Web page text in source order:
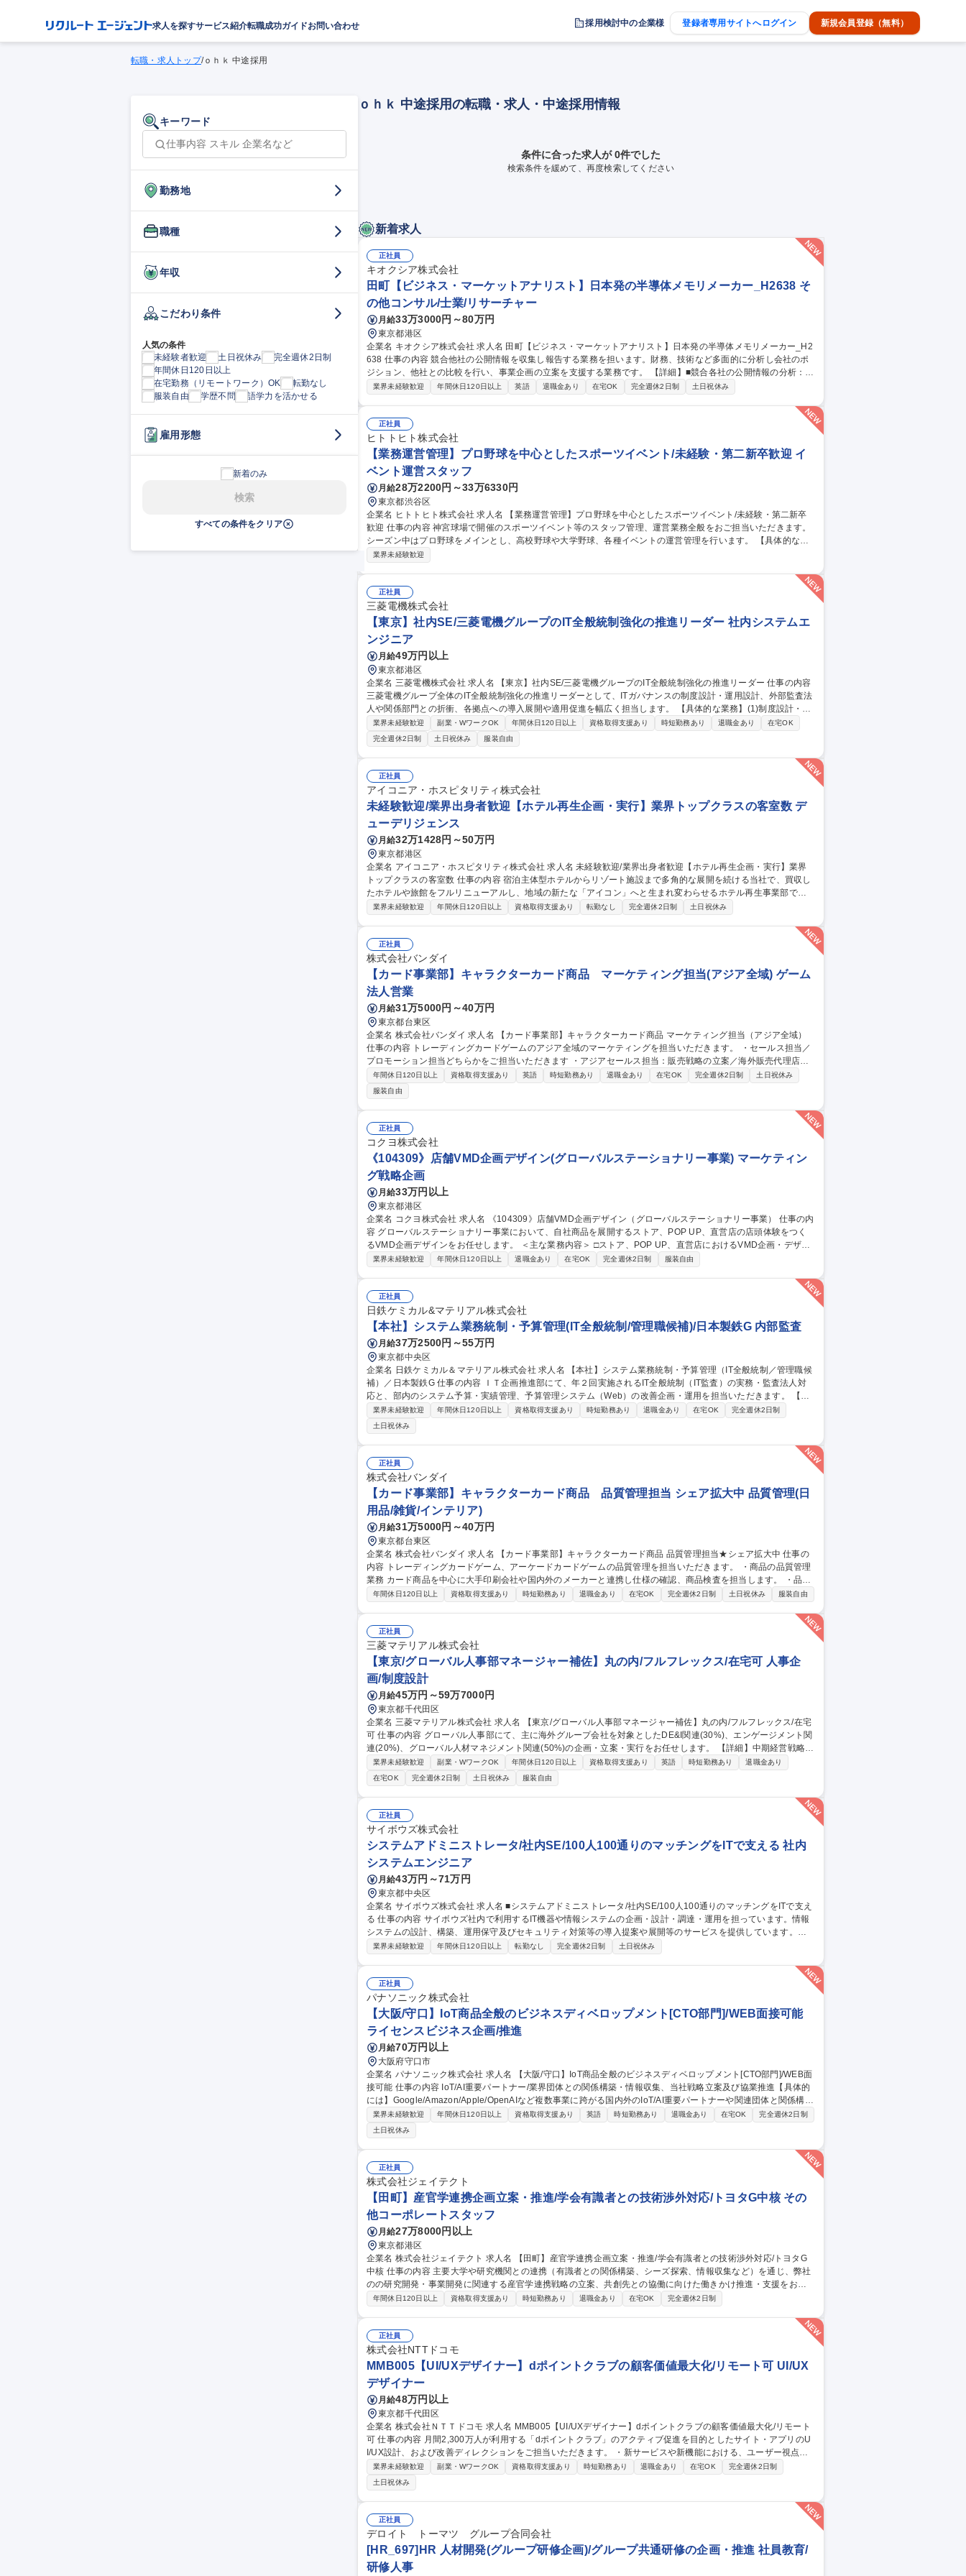
求人を探すサービス紹介転職成功ガイドお問い合わせ 採用検討中の企業様 登録者専用サイトへログイン 新規会員登録（無料）
転職・求人トップ/ｏｈｋ 中途採用
キーワード
勤務地
職種
年収
こだわり条件
人気の条件
未経験者歓迎
土日祝休み
完全週休2日制
年間休日120日以上
在宅勤務（リモートワーク）OK
転勤なし
服装自由
学歴不問 語学力を活かせる
雇用形態
新着のみ
検索
すべての条件をクリア
ｏｈｋ 中途採用の転職・求人・中途採用情報
条件に合った求人が 0件でした
検索条件を緩めて、再度検索してください
新着求人
正社員
キオクシア株式会社
田町【ビジネス・マーケットアナリスト】日本発の半導体メモリメーカー_H2638 そ
の他コンサル/士業/リサーチャー
月給33万3000円～80万円
東京都港区
企業名 キオクシア株式会社 求人名 田町【ビジネス・マーケットアナリスト】日本発の半導体メモリメーカー_H2
638 仕事の内容 競合他社の公開情報を収集し報告する業務を担います。財務、技術など多面的に分析し会社のポ
ジション、他社との比較を行い、事業企画の立案を支援する業務です。 【詳細】■競合各社の公開情報の分析：競
合各社がプレスリリースや決算発表など公表した内容について、多面的に分析し会社ポジションを把握するため
トのデータ分析：メモリ価格、技術、投資など多面的に業界データを解析することで、会社競争力を高める為の
ヒントを探す業務となります。 募集職種 田町【ビジネス・マーケットアナリスト】日本発の半導体メモリメーカ
ー_H2638
業界未経験歓迎 年間休日120日以上 英語 退職金あり 在宅OK 完全週休2日制 土日祝休み
正社員
ヒトトヒト株式会社
【業務運営管理】プロ野球を中心としたスポーツイベント/未経験・第二新卒歓迎 イ
ベント運営スタッフ
月給28万2200円～33万6330円
東京都渋谷区
企業名 ヒトトヒト株式会社 求人名 【業務運営管理】プロ野球を中心としたスポーツイベント/未経験・第二新卒
歓迎 仕事の内容 神宮球場で開催のスポーツイベント等のスタッフ管理、運営業務全般をおご担当いただきます。
シーズン中はプロ野球をメインとし、高校野球や大学野球、各種イベントの運営管理を行います。 【具体的な業
務】 ・各担当エリアのマネジメント（スタッフ・整備・物販・イベント） ・アルバイトの手配、現場での指示だ
験の方も安心です！ 募集職種 【業務運営管理】プロ野球を中心としたスポーツイベント/未経験・第二新卒歓迎
業界未経験歓迎
正社員
三菱電機株式会社
【東京】社内SE/三菱電機グループのIT全般統制強化の推進リーダー 社内システムエ
ンジニア
月給49万円以上
東京都港区
企業名 三菱電機株式会社 求人名 【東京】社内SE/三菱電機グループのIT全般統制強化の推進リーダー 仕事の内容
三菱電機グループ全体のIT全般統制強化の推進リーダーとして、ITガバナンスの制度設計・運用設計、外部監査法
人や関係部門との折衝、各拠点への導入展開や適用促進を幅広く担当します。 【具体的な業務】(1)制度設計・運
用設計・展開計画の策定：統制に必要なルールの策定、管理ツールの企画・整備・グループ展開(2)外部・内部折
衝：外部監査法人や社内関係部門（監査部・財務統括部等）との調整・折衝(3)拠点への適用促進：各拠点を巡回
し、ルールの周知や適用促進・指導を推進★グループ全体のITガバナンス刷新の中核として専門性を発揮できる環
境です。 募集職種 【東京】社内SE/三菱電機グループのIT全般統制強化の推進リーダー
業界未経験歓迎 副業・WワークOK 年間休日120日以上 資格取得支援あり 時短勤務あり 退職金あり
在宅OK
完全週休2日制
土日祝休み 服装自由
正社員
アイコニア・ホスピタリティ株式会社
未経験歓迎/業界出身者歓迎【ホテル再生企画・実行】業界トップクラスの客室数 デ
ューデリジェンス
月給32万1428円～50万円
東京都港区
企業名 アイコニア・ホスピタリティ株式会社 求人名 未経験歓迎/業界出身者歓迎【ホテル再生企画・実行】業界
トップクラスの客室数 仕事の内容 宿泊主体型ホテルからリゾート施設まで多角的な展開を続ける当社で、買収し
たホテルや旅館をフルリニューアルし、地域の新たな「アイコン」へと生まれ変わらせるホテル再生事業部での
業務をお任せします。 【詳細】■ターゲット地域のインバウンド需要の推移、地域経済の動向、競合状況のデータ
トラン）、景観、地域特有の資源を調査/「どの部分をリニューアルすれば収益性が向上するか」の仮説検証/調査
データに基づいた、独自のフルリニューアル案および黒字化シミュレーションの作成/プロジェクト推進など 募集
職種 未経験歓迎/業界出身者歓迎【ホテル再生企画・実行】業界トップクラスの客室数
業界未経験歓迎 年間休日120日以上 資格取得支援あり 転勤なし 完全週休2日制 土日祝休み
正社員
株式会社バンダイ
【カード事業部】キャラクターカード商品 マーケティング担当(アジア全域) ゲーム
法人営業
月給31万5000円～40万円
東京都台東区
企業名 株式会社バンダイ 求人名 【カード事業部】キャラクターカード商品 マーケティング担当（アジア全域）
仕事の内容 トレーディングカードゲームのアジア全域のマーケティングを担当いただきます。 ・セールス担当／
プロモーション担当どちらかをご担当いただきます ・アジアセールス担当：販売戦略の立案／海外販売代理店に
向けた営業／各種分析 ・アジアプロモーション担当：プロモーション戦略の立案／実行／分析 募集職種 【カード
事業部】キャラクターカード商品 マーケティング担当（アジア全域）
年間休日120日以上 資格取得支援あり 英語 時短勤務あり 退職金あり 在宅OK 完全週休2日制
土日祝休み
服装自由
正社員
コクヨ株式会社
《104309》店舗VMD企画デザイン(グローバルステーショナリー事業) マーケティン
グ戦略企画
月給33万円以上
東京都港区
企業名 コクヨ株式会社 求人名 《104309》店舗VMD企画デザイン（グローバルステーショナリー事業） 仕事の内
容 グローバルステーショナリー事業において、自社商品を展開するストア、POP UP、直営店の店頭体験をつく
るVMD企画デザインをお任せします。 ＜主な業務内容＞ □ストア、POP UP、直営店におけるVMD企画・デザイ
ン □ブランドの世界観を反映した空間・店頭表現の企画立案 □棚割を含む売場演出、体験設計 □什器、POPグラフ
デザイン（グローバルステーショナリー事業）
業界未経験歓迎 年間休日120日以上 退職金あり 在宅OK 完全週休2日制 服装自由
正社員
日鉄ケミカル&マテリアル株式会社
【本社】システム業務統制・予算管理(IT全般統制/管理職候補)/日本製鉄G 内部監査
月給37万2500円～55万円
東京都中央区
企業名 日鉄ケミカル＆マテリアル株式会社 求人名 【本社】システム業務統制・予算管理（IT全般統制／管理職候
補）／日本製鉄G 仕事の内容 ＩＴ企画推進部にて、年２回実施されるIT全般統制（IT監査）の実務・監査法人対
応と、部内のシステム予算・実績管理、予算管理システム（Web）の改善企画・運用を担当いただきます。 【詳
細】 (1)ＩＴ全般統制対応：作成済みＲＣＭに対する証跡集め、内部監査・監査法人による監査や質問への対応
(2)システム予算・実績管理：年度予算の策定、実行状況の管理、予算管理システムの改善企画・運用 ★実際のシ
ステム開発・保守はベンダーへ外部委託しているため、ガバナンスとコスト管理の上流業務に専念できます。
【募集背景】IT監査及びシステム予算管理の担当者が2026年度内に定年退職する予定の為 募集職種 【本社】シス
テム業務統制・予算管理（IT全般統制／管理職候補）／日本製鉄G
業界未経験歓迎 年間休日120日以上 資格取得支援あり 時短勤務あり 退職金あり 在宅OK
完全週休2日制
土日祝休み
正社員
株式会社バンダイ
【カード事業部】キャラクターカード商品 品質管理担当 シェア拡大中 品質管理(日
用品/雑貨/インテリア)
月給31万5000円～40万円
東京都台東区
企業名 株式会社バンダイ 求人名 【カード事業部】キャラクターカード商品 品質管理担当★シェア拡大中 仕事の
内容 トレーディングカードゲーム、アーケードカードゲームの品質管理を担当いただきます。 ・商品の品質管理
業務 カード商品を中心に大手印刷会社や国内外のメーカーと連携し仕様の確認、商品検査を担当します。 ・品質
向上、持続性向上に向けた各種取組み 募集職種 【カード事業部】キャラクターカード商品 品質管理担当★シェア
年間休日120日以上 資格取得支援あり 時短勤務あり 退職金あり 在宅OK 完全週休2日制 土日祝休み 服装自由
正社員
三菱マテリアル株式会社
【東京/グローバル人事部マネージャー補佐】丸の内/フルフレックス/在宅可 人事企
画/制度設計
月給45万円～59万7000円
東京都千代田区
企業名 三菱マテリアル株式会社 求人名 【東京/グローバル人事部マネージャー補佐】丸の内/フルフレックス/在宅
可 仕事の内容 グローバル人事部にて、主に海外グループ会社を対象としたDE&I関連(30%)、エンゲージメント関
連(20%)、グローバル人材マネジメント関連(50%)の企画・立案・実行をお任せします。 【詳細】中期経営戦略に
基づく人事戦略(HRX)をベースに、自ら企画・立案から周囲を巻き込んだ実行まで担います。定常業務は少なく、
プロジェクト推進が中心です。 【キャリアパス】ゆくゆくはグローバル人事戦略全般のマネジメントを担うポジ
ションへの成長を期待しています。原則丸の内本社勤務ですが、キャリアプランに応じて国内外転勤の可能性も
あります。 募集職種 【東京/グローバル人事部マネージャー補佐】丸の内/フルフレックス/在宅可
業界未経験歓迎 副業・WワークOK 年間休日120日以上 資格取得支援あり 英語 時短勤務あり
退職金あり
在宅OK
完全週休2日制 土日祝休み 服装自由
正社員
サイボウズ株式会社
システムアドミニストレータ/社内SE/100人100通りのマッチングをITで支える 社内
システムエンジニア
月給43万円～71万円
東京都中央区
企業名 サイボウズ株式会社 求人名 ■システムアドミニストレータ/社内SE/100人100通りのマッチングをITで支え
る 仕事の内容 サイボウズ社内で利用するIT機器や情報システムの企画・設計・調達・運用を担っています。情報
システムの設計、構築、運用保守及びセキュリティ対策等の導入提案や展開等のサービスを提供しています。
【業務内容】■サイボウズの働き方を支えるITシステムの設計/構築/運用保守■社内用IaaS/SaaS/Idpの設計/構築/運
※当社の企業理念を実現するための社内環境づくり、つまり「チームワークあふれる“会社”を創る」ために「いつ
でも、どこでも、誰とでも、最高の仕事ができるITを提供する」をミッションとしています 募集職種 ■システムア
ドミニストレータ/社内SE/100人100通りのマッチングをITで支える
業界未経験歓迎 年間休日120日以上 転勤なし 完全週休2日制 土日祝休み
正社員
パナソニック株式会社
【大阪/守口】IoT商品全般のビジネスディベロップメント[CTO部門]/WEB面接可能
ライセンスビジネス企画/推進
月給70万円以上
大阪府守口市
企業名 パナソニック株式会社 求人名 【大阪/守口】IoT商品全般のビジネスディベロップメント[CTO部門]/WEB面
接可能 仕事の内容 IoT/AI重要パートナー/業界団体との関係構築・情報収集、当社戦略立案及び協業推進【具体的
には】Google/Amazon/Apple/OpenAIなど複数事業に跨がる国内外のIoT/AI重要パートナーや関連団体と関係構
築/最新動向入手 ★上記をもとに、各事業部と連携し、案件別のパートナー共創・対抗戦略の議論・策定推進のう
え、当該パートナーとの契約交渉・協業推進。 ★本部門はパナソニック(株)のCTO部門に属し、直轄R&Dや各事
業場の商品・サービス企画、技術メンバと連携して、上記活動を推進します。 募集職種 【大阪/守口】IoT商品全
般のビジネスディベロップメント[CTO部門]/WEB面接可能
業界未経験歓迎 年間休日120日以上 資格取得支援あり 英語 時短勤務あり 退職金あり 在宅OK
完全週休2日制
土日祝休み
正社員
株式会社ジェイテクト
【田町】産官学連携企画立案・推進/学会有識者との技術渉外対応/トヨタG中核 その
他コーポレートスタッフ
月給27万8000円以上
東京都港区
企業名 株式会社ジェイテクト 求人名 【田町】産官学連携企画立案・推進/学会有識者との技術渉外対応/トヨタG
中核 仕事の内容 主要大学や研究機関との連携（有識者との関係構築、シーズ探索、情報収集など）を通じ、弊社
のの研究開発・事業開発に関連する産官学連携戦略の立案、共創先との協働に向けた働きかけ推進・支援をお任
せします。 社外との幅広い交流を通じてニーズとシーズのマッチングを図り社会課題の解決や未来の社会に対す
学会有識者との技術渉外対応/トヨタG中核
年間休日120日以上 資格取得支援あり 時短勤務あり 退職金あり 在宅OK 完全週休2日制
正社員
株式会社NTTドコモ
MMB005【UI/UXデザイナー】dポイントクラブの顧客価値最大化/リモート可 UI/UX
デザイナー
月給48万円以上
東京都千代田区
企業名 株式会社ＮＴＴドコモ 求人名 MMB005【UI/UXデザイナー】dポイントクラブの顧客価値最大化/リモート
可 仕事の内容 月間2,300万人が利用する「dポイントクラブ」のアクティブ促進を目的としたサイト・アプリのU
I/UX設計、および改善ディレクションをご担当いただきます。 ・新サービスや新機能における、ユーザー視点で
のUI/UX企画・設計・運用 ・ユーザー調査、各画面のアクセス解析データ等、定性・定量分析に基づいた課題抽出
および改善提案 ・A/Bテストの設計・運用、およびクリエイティブの効果検証・改善 ・Figma等のデザインツー
ルを用いたプロトタイピングの作成 ・ディレクターやエンジニア等の他職種と協調した、仕様策定からリリース
までのディレクション業務 募集職種 MMB005【UI/UXデザイナー】dポイントクラブの顧客価値最大化/リモート
可
業界未経験歓迎 副業・WワークOK 資格取得支援あり 時短勤務あり 退職金あり 在宅OK
完全週休2日制
土日祝休み
正社員
デロイト トーマツ グループ合同会社
[HR_697]HR 人材開発(グループ研修企画)/グループ共通研修の企画・推進 社員教育/
研修人事